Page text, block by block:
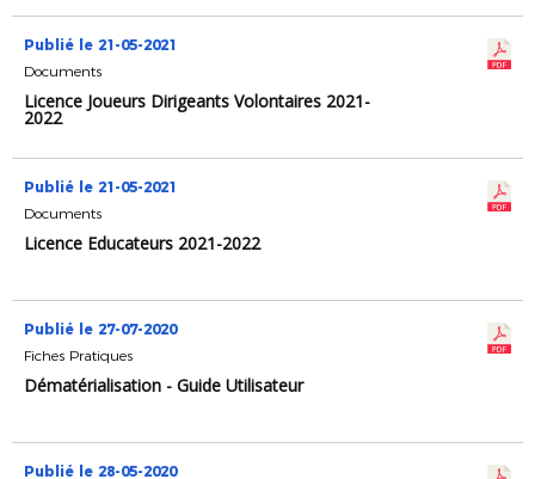
Publié le 21-05-2021
Documents
Licence Joueurs Dirigeants Volontaires 2021-
2022
Publié le 21-05-2021
Documents
Licence Educateurs 2021-2022
Publié le 27-07-2020
Fiches Pratiques
Dématérialisation - Guide Utilisateur
Publié le 28-05-2020